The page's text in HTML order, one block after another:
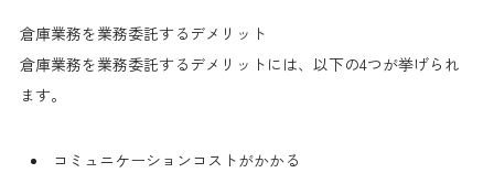
倉庫業務を業務委託するデメリット
倉庫業務を業務委託するデメリットには、以下の4つが挙げられ
ます。
コミュニケーションコストがかかる